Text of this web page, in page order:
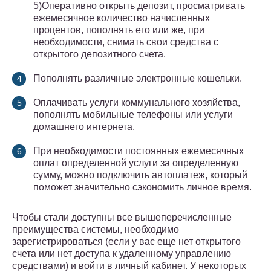
5)Оперативно открыть депозит, просматривать
ежемесячное количество начисленных
процентов, пополнять его или же, при
необходимости, снимать свои средства с
открытого депозитного счета.
Пополнять различные электронные кошельки.
Оплачивать услуги коммунального хозяйства,
пополнять мобильные телефоны или услуги
домашнего интернета.
При необходимости постоянных ежемесячных
оплат определенной услуги за определенную
сумму, можно подключить автоплатеж, который
поможет значительно сэкономить личное время.
Чтобы стали доступны все вышеперечисленные
преимущества системы, необходимо
зарегистрироваться (если у вас еще нет открытого
счета или нет доступа к удаленному управлению
средствами) и войти в личный кабинет. У некоторых